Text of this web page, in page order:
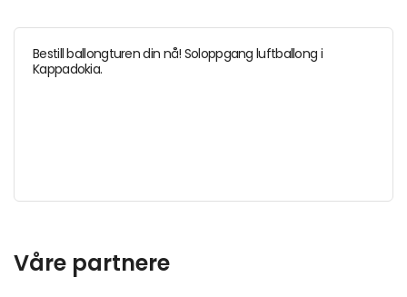
Bestill ballongturen din nå! Soloppgang luftballong i
Kappadokia.
Våre partnere